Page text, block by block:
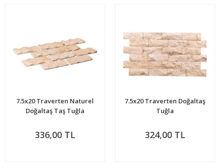
7.5x20 Traverten Naturel
Doğaltaş Taş Tuğla
336,00 TL
7.5x20 Traverten Doğaltaş
Tuğla
324,00 TL